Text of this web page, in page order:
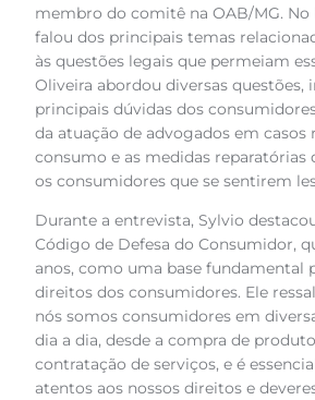
membro do comitê na OAB/MG. No
falou dos principais temas
às questões legais que permeiam
Oliveira abordou diversas questões,
principais dúvidas dos
da atuação de advogados em casos
consumo e as medidas reparatórias
os consumidores que se sentirem
Durante a entrevista, Sylvio
Código de Defesa do Consumidor,
anos, como uma base fundamental
direitos dos consumidores. Ele
nós somos consumidores em
dia a dia, desde a compra de
contratação de serviços, e é
atentos aos nossos direitos e